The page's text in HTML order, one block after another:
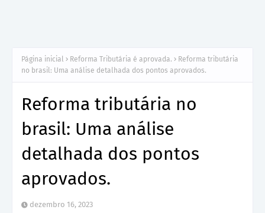
Página inicial Reforma Tributária é aprovada.
Reforma tributária
no brasil: Uma análise detalhada dos pontos aprovados.
Reforma tributária no
brasil: Uma análise
detalhada dos pontos
aprovados.
dezembro 16, 2023